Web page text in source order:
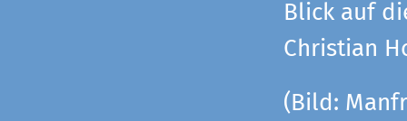
Blick auf
Christian
(Bild: